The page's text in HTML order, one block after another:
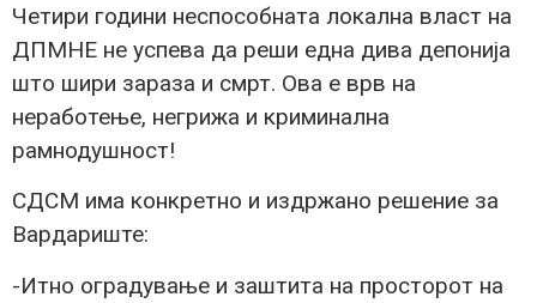
Четири години неспособната локална власт на
ДПМНЕ не успева да реши една дива депонија
што шири зараза и смрт. Ова е врв на
неработење, негрижа и криминална
рамнодушност!
СДСМ има конкретно и издржано решение за
Вардариште:
-Итно оградување и заштита на просторот на